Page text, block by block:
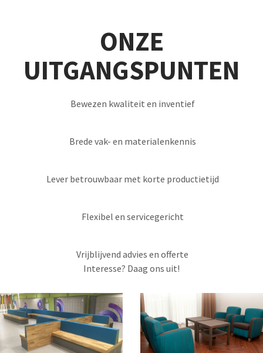
ONZE
UITGANGSPUNTEN
Bewezen kwaliteit en inventief
Brede vak- en materialenkennis
Lever betrouwbaar met korte productietijd
Flexibel en servicegericht
Vrijblijvend advies en offerte
Interesse? Daag ons uit!